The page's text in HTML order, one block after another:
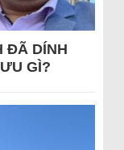
ĐÃ DÍNH
GÌ?